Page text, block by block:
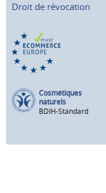
Droit de révocation
Cosmétiques
naturels
BDIH-Standard